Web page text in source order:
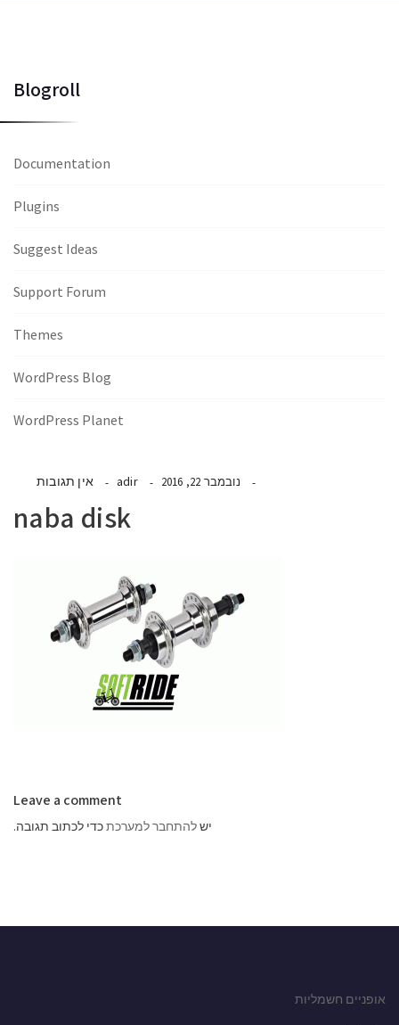
נובמבר 22, 2016 adir אין תגובות
naba disk
Leave a comment
ישלהתחבר למערכתכדי לכתוב תגובה.
Blogroll
Documentation
Plugins
Suggest Ideas
Support Forum
Themes
WordPress Blog
WordPress Planet
אופניים חשמליות